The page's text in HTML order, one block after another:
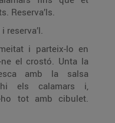
Reserva’ls.
reserva’l.
i parteix-lo en
el crostó. Unta la
amb la salsa
hi els calamars i,
ho tot amb cibulet.